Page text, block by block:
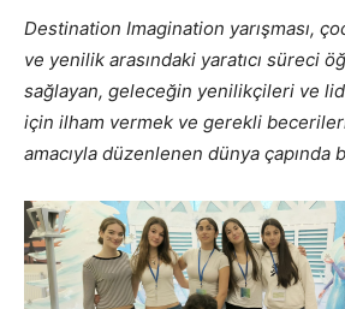
Destination Imagination yarışması,
ve yenilik arasındaki yaratıcı süreci
sağlayan, geleceğin yenilikçileri ve
için ilham vermek ve gerekli
amacıyla düzenlenen dünya çapında